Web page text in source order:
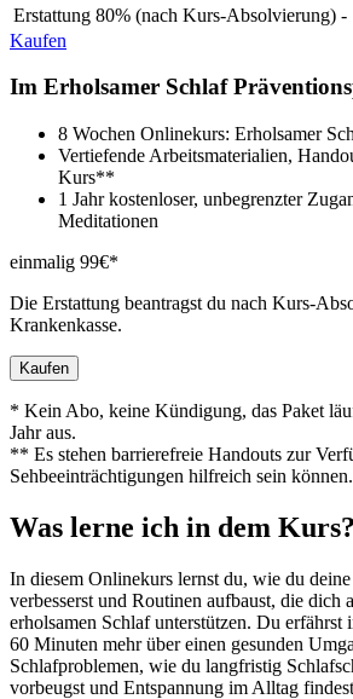
Erstattung 80% (nach Kurs-Absolvierung) -
Kaufen
Im Erholsamer Schlaf
8 Wochen Onlinekurs: Erholsamer
Vertiefende Arbeitsmaterialien,
Kurs**
1 Jahr kostenloser, unbegrenzter
Meditationen
einmalig 99€*
Die Erstattung beantragst du nach Kurs-
Krankenkasse.
Kaufen
* Kein Abo, keine Kündigung, das Paket
Jahr aus.
** Es stehen barrierefreie Handouts zur
Sehbeeinträchtigungen hilfreich sein können.
Was lerne ich in dem Kurs?
In diesem Onlinekurs lernst du, wie du
verbesserst und Routinen aufbaust, die dich
erholsamen Schlaf unterstützen. Du erfährst
60 Minuten mehr über einen gesunden
Schlafproblemen, wie du langfristig
vorbeugst und Entspannung im Alltag